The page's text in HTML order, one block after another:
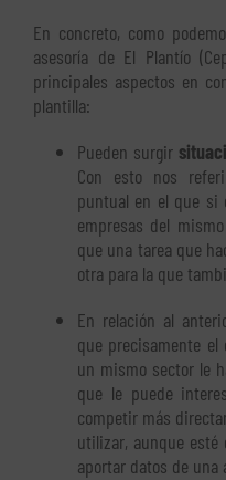
En concreto, como
asesoría de El Plantío
principales aspectos en
plantilla:
Pueden surgir
Con esto nos
puntual en el que si
empresas del
que una tarea que
otra para la que
En relación al
que precisamente el
un mismo sector le
que le puede
competir más
utilizar, aunque esté
aportar datos de una